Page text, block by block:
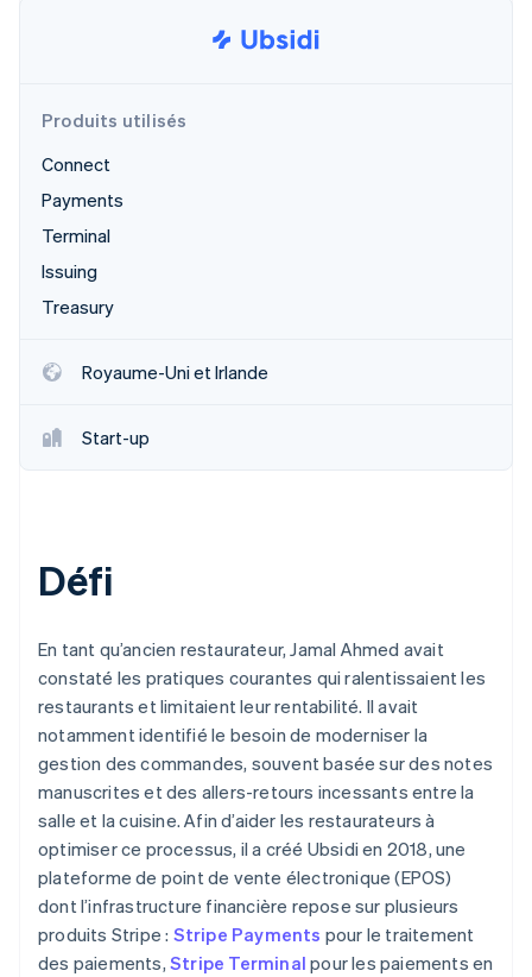
Constitution de start-up
Élimination du carbone
Vérification de l'identité
Stripe Sessions 2026
Écosystème
Produits utilisés
Connect
Payments
Terminal
Issuing
Treasury
Royaume-Uni et Irlande
Start-up
Défi
En tant qu’ancien restaurateur, Jamal Ahmed avait
constaté les pratiques courantes qui ralentissaient les
restaurants et limitaient leur rentabilité. Il avait
notamment identifié le besoin de moderniser la
gestion des commandes, souvent basée sur des notes
manuscrites et des allers-retours incessants entre la
salle et la cuisine. Afin d’aider les restaurateurs à
optimiser ce processus, il a créé Ubsidi en 2018, une
plateforme de point de vente électronique (EPOS)
dont l’infrastructure financière repose sur plusieurs
produits Stripe : Stripe Payments pour le traitement
des paiements, Stripe Terminal pour les paiements en